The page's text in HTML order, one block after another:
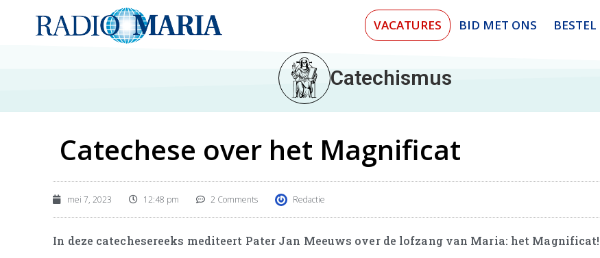
VACATURES BID MET ONS BESTEL
Catechismus
Catechese over het Magnificat
mei 7, 2023 12:48 pm 2 Comments Redactie
In deze catechesereeks mediteert Pater Jan Meeuws over de lofzang van Maria: het Magnificat!